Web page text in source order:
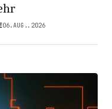
06.AUG..2026